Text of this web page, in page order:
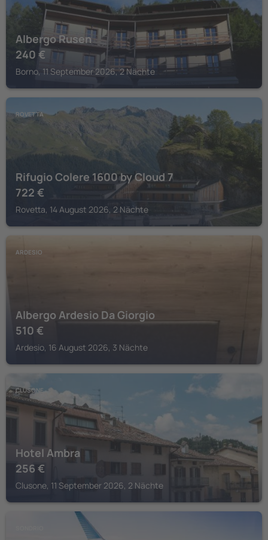
Albergo Rusen
240 €
Borno, 11 September 2026, 2 Nächte
ROVETTA
Rifugio Colere 1600 by Cloud 7
722 €
Rovetta, 14 August 2026, 2 Nächte
ARDESIO
Albergo Ardesio Da Giorgio
510 €
Ardesio, 16 August 2026, 3 Nächte
CLUSONE
Hotel Ambra
256 €
Clusone, 11 September 2026, 2 Nächte